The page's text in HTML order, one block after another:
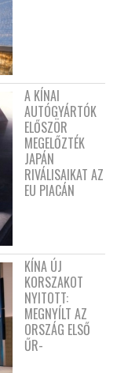
A KÍNAI
AUTÓGYÁRTÓK
ELŐSZÖR
MEGELŐZTÉK
JAPÁN
RIVÁLISAIKAT AZ
EU PIACÁN
KÍNA ÚJ
KORSZAKOT
NYITOTT:
MEGNYÍLT AZ
ORSZÁG ELSŐ
ŰR-